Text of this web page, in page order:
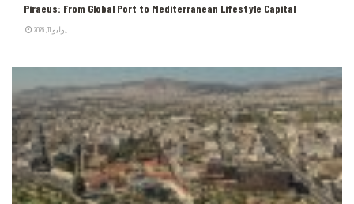
Piraeus: From Global Port to Mediterranean Lifestyle Capital
يوليو 11, 2026